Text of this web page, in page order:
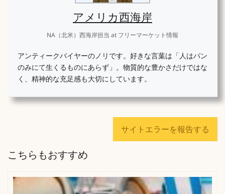
アメリカ西海岸
NA（北米）西海岸担当atフリーマーケット情報
アンティークバイヤーのノリです。好きな言葉は「人はパン
のみにて生くるものにあらず」。物質的な豊かさだけではな
く、精神的な充足感も大切にしています。
サイトエラーを報告する
こちらもおすすめ